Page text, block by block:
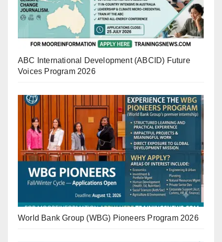
ABC International Development (ABCID) Future
Voices Program 2026
World Bank Group (WBG) Pioneers Program 2026